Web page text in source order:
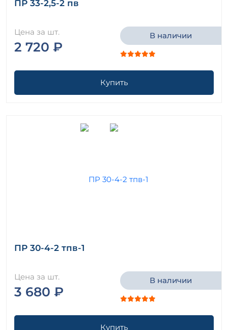
ПР 33-2,5-2 пв
Цена за шт.
2 720 ₽
В наличии
Купить
ПР 30-4-2 тпв-1
Цена за шт.
3 680 ₽
В наличии
Купить